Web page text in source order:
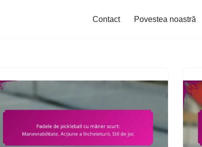
Contact Povestea noastră